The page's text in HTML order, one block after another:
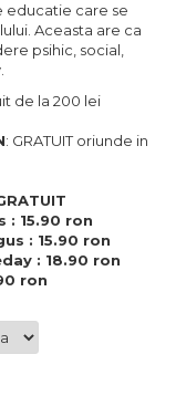
educatie care se
Aceasta are ca
psihic, social,
de la 200 lei
: GRATUIT oriunde in
: 15.90 ron
: 15.90 ron
: 18.90 ron
ron